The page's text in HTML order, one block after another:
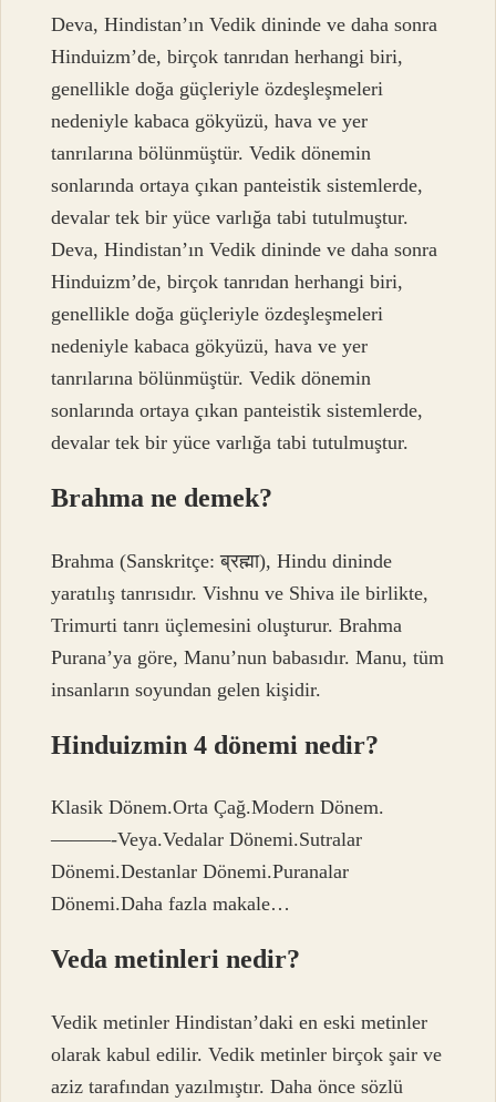
Deva, Hindistan’ın Vedik dininde ve daha sonra
Hinduizm’de, birçok tanrıdan herhangi biri,
genellikle doğa güçleriyle özdeşleşmeleri
nedeniyle kabaca gökyüzü, hava ve yer
tanrılarına bölünmüştür. Vedik dönemin
sonlarında ortaya çıkan panteistik sistemlerde,
devalar tek bir yüce varlığa tabi tutulmuştur.
Deva, Hindistan’ın Vedik dininde ve daha sonra
Hinduizm’de, birçok tanrıdan herhangi biri,
genellikle doğa güçleriyle özdeşleşmeleri
nedeniyle kabaca gökyüzü, hava ve yer
tanrılarına bölünmüştür. Vedik dönemin
sonlarında ortaya çıkan panteistik sistemlerde,
devalar tek bir yüce varlığa tabi tutulmuştur.
Brahma ne demek?
Brahma (Sanskritçe: ब्रह्मा), Hindu dininde
yaratılış tanrısıdır. Vishnu ve Shiva ile birlikte,
Trimurti tanrı üçlemesini oluşturur. Brahma
Purana’ya göre, Manu’nun babasıdır. Manu, tüm
insanların soyundan gelen kişidir.
Hinduizmin 4 dönemi nedir?
Klasik Dönem.Orta Çağ.Modern Dönem.
———-Veya.Vedalar Dönemi.Sutralar
Dönemi.Destanlar Dönemi.Puranalar
Dönemi.Daha fazla makale…
Veda metinleri nedir?
Vedik metinler Hindistan’daki en eski metinler
olarak kabul edilir. Vedik metinler birçok şair ve
aziz tarafından yazılmıştır. Daha önce sözlü